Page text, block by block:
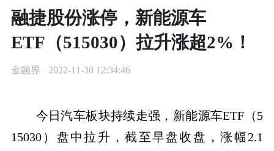
融捷股份涨停，新能源车
ETF（515030）拉升涨超2%！
金融界 2022-11-30 12:34:46
今日汽车板块持续走强，新能源车ETF（5
15030）盘中拉升，截至早盘收盘，涨幅2.1